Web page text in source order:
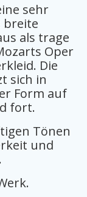
sehr
breite
als trage
Oper
Die
sich in
Form auf
fort.
Tönen
und